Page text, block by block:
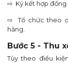
⇨ Ký kết hợp đồng
⇨ Tổ chức theo
hàng.
Bước 5 - Thu
Tùy theo điều